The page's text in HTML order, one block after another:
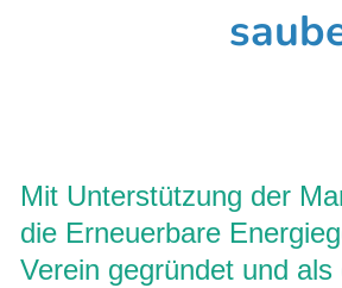
Mit Unterstützung der
die Erneuerbare
Verein gegründet und